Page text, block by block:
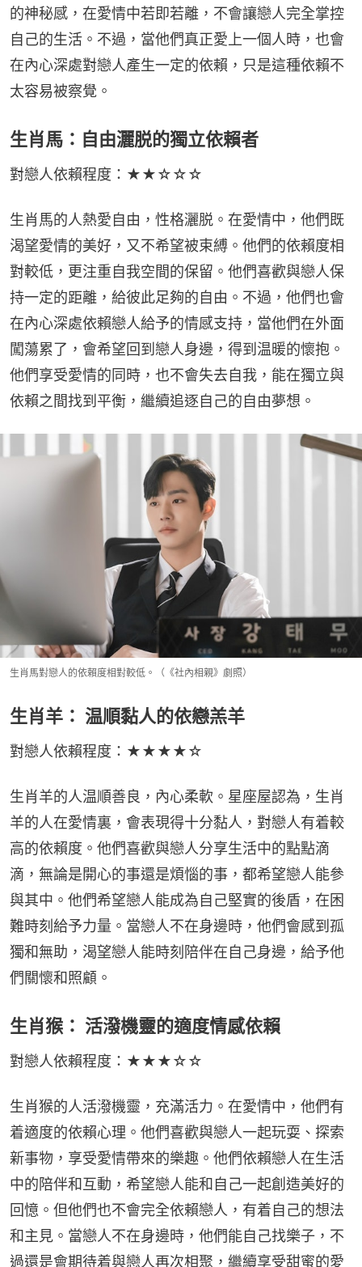
的神秘感，在愛情中若即若離，不會讓戀人完全掌控
自己的生活。不過，當他們真正愛上一個人時，也會
在內心深處對戀人產生一定的依賴，只是這種依賴不
太容易被察覺。
生肖馬：自由灑脱的獨立依賴者
對戀人依賴程度：★★☆☆☆
生肖馬的人熱愛自由，性格灑脱。在愛情中，他們既
渴望愛情的美好，又不希望被束縛。他們的依賴度相
對較低，更注重自我空間的保留。他們喜歡與戀人保
持一定的距離，給彼此足夠的自由。不過，他們也會
在內心深處依賴戀人給予的情感支持，當他們在外面
闖蕩累了，會希望回到戀人身邊，得到温暖的懷抱。
他們享受愛情的同時，也不會失去自我，能在獨立與
依賴之間找到平衡，繼續追逐自己的自由夢想。
生肖馬對戀人的依賴度相對較低。（《社內相親》劇照）
生肖羊： 温順黏人的依戀羔羊
對戀人依賴程度：★★★★☆
生肖羊的人温順善良，內心柔軟。星座屋認為，生肖
羊的人在愛情裏，會表現得十分黏人，對戀人有着較
高的依賴度。他們喜歡與戀人分享生活中的點點滴
滴，無論是開心的事還是煩惱的事，都希望戀人能參
與其中。他們希望戀人能成為自己堅實的後盾，在困
難時刻給予力量。當戀人不在身邊時，他們會感到孤
獨和無助，渴望戀人能時刻陪伴在自己身邊，給予他
們關懷和照顧。
生肖猴： 活潑機靈的適度情感依賴
對戀人依賴程度：★★★☆☆
生肖猴的人活潑機靈，充滿活力。在愛情中，他們有
着適度的依賴心理。他們喜歡與戀人一起玩耍、探索
新事物，享受愛情帶來的樂趣。他們依賴戀人在生活
中的陪伴和互動，希望戀人能和自己一起創造美好的
回憶。但他們也不會完全依賴戀人，有着自己的想法
和主見。當戀人不在身邊時，他們能自己找樂子，不
過還是會期待着與戀人再次相聚，繼續享受甜蜜的愛